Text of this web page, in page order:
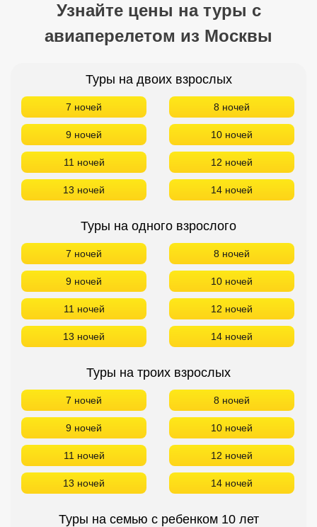
Узнайте цены на туры с
авиаперелетом из Москвы
Туры на двоих взрослых
7 ночей 8 ночей
9 ночей 10 ночей
11 ночей 12 ночей
13 ночей 14 ночей
Туры на одного взрослого
7 ночей 8 ночей
9 ночей 10 ночей
11 ночей 12 ночей
13 ночей 14 ночей
Туры на троих взрослых
7 ночей 8 ночей
9 ночей 10 ночей
11 ночей 12 ночей
13 ночей 14 ночей
Туры на семью с ребенком 10 лет
Сетевые отели Маврикия